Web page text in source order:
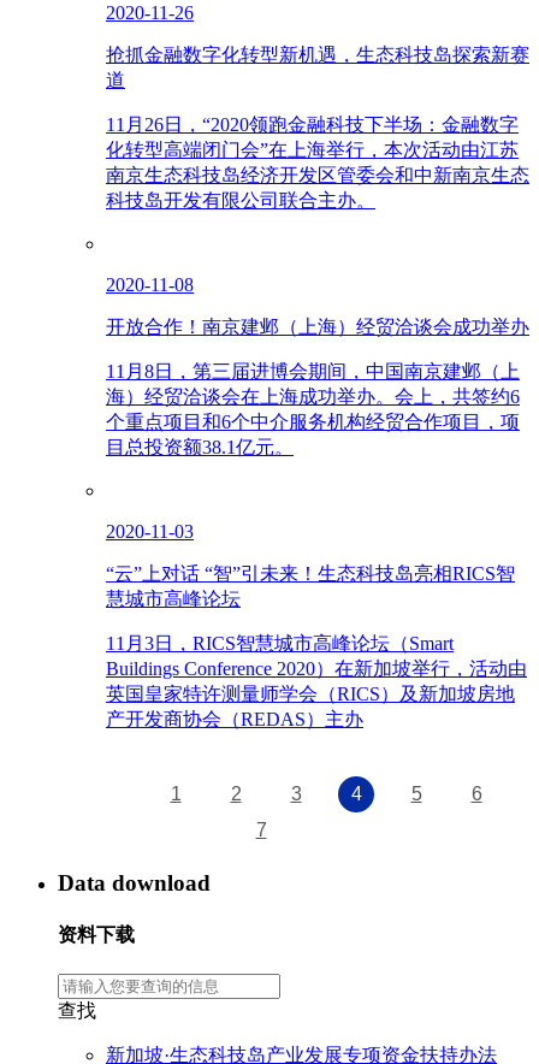
2020-11-26
抢抓金融数字化转型新机遇，生态科技岛探索新赛
道
11月26日，“2020领跑金融科技下半场：金融数字
化转型高端闭门会”在上海举行，本次活动由江苏
南京生态科技岛经济开发区管委会和中新南京生态
科技岛开发有限公司联合主办。
2020-11-08
开放合作！南京建邺（上海）经贸洽谈会成功举办
11月8日，第三届进博会期间，中国南京建邺（上
海）经贸洽谈会在上海成功举办。会上，共签约6
个重点项目和6个中介服务机构经贸合作项目，项
目总投资额38.1亿元。
2020-11-03
“云”上对话 “智”引未来！生态科技岛亮相RICS智
慧城市高峰论坛
11月3日，RICS智慧城市高峰论坛（Smart
Buildings Conference 2020）在新加坡举行，活动由
英国皇家特许测量师学会（RICS）及新加坡房地
产开发商协会（REDAS）主办
1 2 3 4 5
6
7
Data download
资料下载
查找
新加坡·生态科技岛产业发展专项资金扶持办法